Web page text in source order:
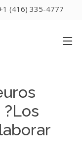
(416) 335-4777